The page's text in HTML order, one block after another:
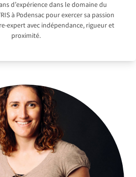
d’expérience dans le domaine du
à Podensac pour exercer sa passion
expert avec indépendance, rigueur et
proximité.